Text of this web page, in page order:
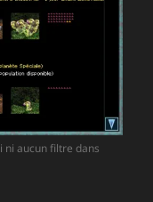
ni aucun filtre dans